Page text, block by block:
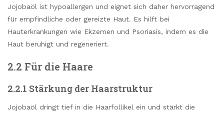
Jojobaöl ist hypoallergen und eignet sich daher hervorragend
für empfindliche oder gereizte Haut. Es hilft bei
Hauterkrankungen wie Ekzemen und Psoriasis, indem es die
Haut beruhigt und regeneriert.
2.2 Für die Haare
2.2.1 Stärkung der Haarstruktur
Jojobaöl dringt tief in die Haarfollikel ein und stärkt die